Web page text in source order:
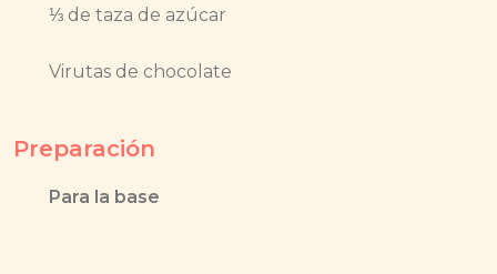
⅓ de taza de azúcar
Virutas de chocolate
Preparación
Para la base